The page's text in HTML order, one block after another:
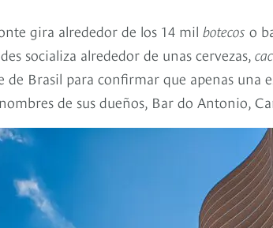
gira alrededor de los 14 mil botecos o
socializa alrededor de unas cervezas,
de Brasil para confirmar que apenas
de sus dueños, Bar do Antonio,